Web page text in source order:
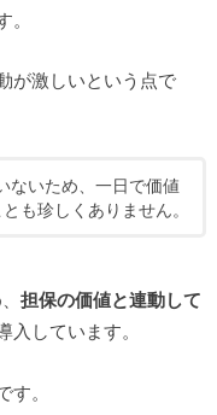
が激しいという点で
ないため、一日で価値
も珍しくありません。
担保の価値と連動して
入しています。
。